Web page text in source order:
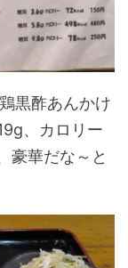
黒酢あんかけ
、カロリー
豪華だな～と